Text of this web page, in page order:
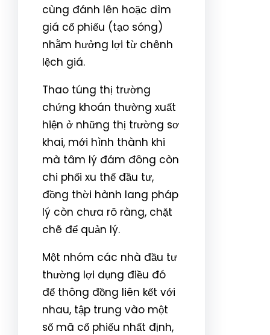
cùng đánh lên hoặc dìm
giá cổ phiếu (tạo sóng)
nhằm hưởng lợi từ chênh
lệch giá.
Thao túng thị trường
chứng khoán thường xuất
hiện ở những thị trường sơ
khai, mới hình thành khi
mà tâm lý đám đông còn
chi phối xu thế đầu tư,
đồng thời hành lang pháp
lý còn chưa rõ ràng, chặt
chẽ để quản lý.
Một nhóm các nhà đầu tư
thường lợi dụng điều đó
để thông đồng liên kết với
nhau, tập trung vào một
số mã cổ phiếu nhất định,